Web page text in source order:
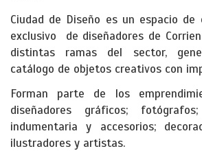
Ciudad de Diseño es un espacio de
exclusivo de diseñadores de
distintas ramas del sector,
catálogo de objetos creativos con
Forman parte de los
diseñadores gráficos;
indumentaria y accesorios;
ilustradores y artistas.